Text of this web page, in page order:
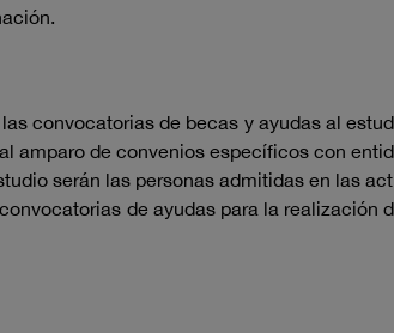
convocatorias de becas y ayudas al
amparo de convenios específicos con
serán las personas admitidas en las
de ayudas para la